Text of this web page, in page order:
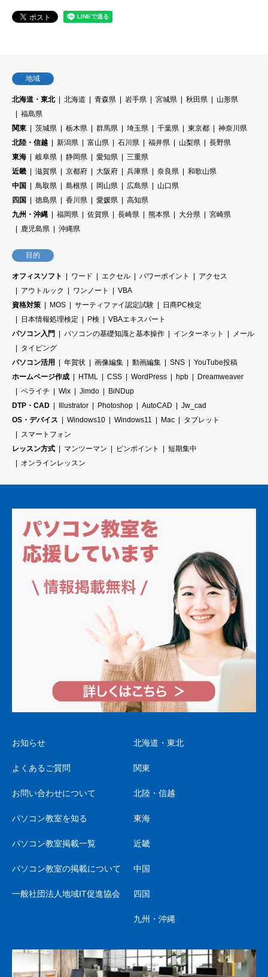
地域
北海道・東北 北海道 青森県 岩手県 宮城県 秋田県
山形県
福島県
関東
茨城県 栃木県 群馬県 埼玉県 千葉県 東京都
神奈川県
北陸・信越
新潟県 富山県 石川県 福井県 山梨県
長野県
東海
岐阜県 静岡県 愛知県
三重県
近畿
滋賀県 京都府 大阪府 兵庫県 奈良県
和歌山県
中国
鳥取県 島根県 岡山県 広島県
山口県
四国
徳島県 香川県 愛媛県
高知県
九州・沖縄
福岡県 佐賀県 長崎県 熊本県 大分県
宮崎県
鹿児島県
沖縄県
目的
オフィスソフト ワード エクセル パワーポイント
アクセス
アウトルック
ワンノート
VBA
資格対策
MOS サーティファイ認定試験
日商PC検定
日本情報処理検定
P検
VBAエキスパート
パソコン入門
パソコンの基礎知識と基本操作 インターネット
メール
タイピング
パソコン活用
年賀状 画像編集 動画編集 SNS
YouTube投稿
ホームページ作成
HTML CSS WordPress hpb
Dreamweaver
ペライチ
Wix Jimdo
BiNDup
DTP・CAD
Illustrator Photoshop AutoCAD
Jw_cad
OS・デバイス
Windows10 Windows11 Mac
タブレット
スマートフォン
レッスン方式
マンツーマン ピンポイント
短期集中
オンラインレッスン
お知らせ
よくあるご質問
お問い合わせについて
パソコン教室を知る
パソコン教室掲載一覧
パソコン教室の掲載について
一般社団法人地域IT促進協会
北海道・東北
関東
北陸・信越
東海
近畿
中国
四国
九州・沖縄